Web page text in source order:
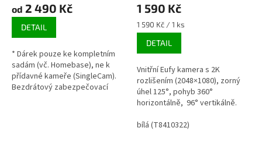
od 2 490 Kč
DETAIL
* Dárek pouze ke kompletním
sadám (vč. Homebase), ne k
přídavné kameře (SingleCam).
Bezdrátový zabezpečovací
1 590 Kč
Měrná
cena:
1 590 Kč / 1 ks
DETAIL
Vnitřní Eufy kamera s 2K
rozlišením (2048×1080), zorný
úhel 125°, pohyb 360°
horizontálně, 96° vertikálně.
vidění: 8 IR LEDs – 10m, 8x
bílá (T8410322)